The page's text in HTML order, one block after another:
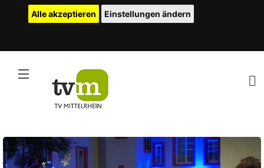
Alle akzeptieren Einstellungen ändern